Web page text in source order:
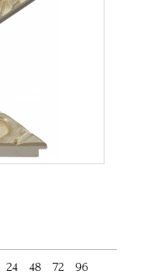
24 48 72 96